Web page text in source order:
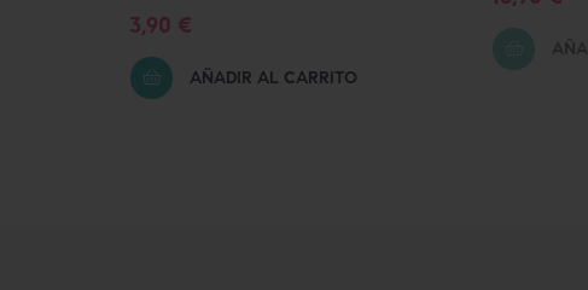
Precio
3,90 €
AÑADIR AL CARRITO